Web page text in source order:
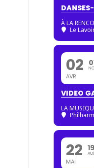
À LA
Le
02
AVR
VIDEO
LA
22
MAI
19